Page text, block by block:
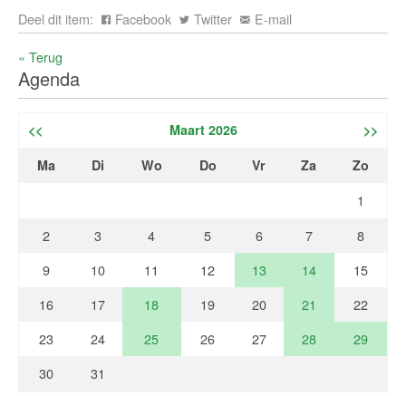
Deel dit item: Facebook Twitter
E-mail
« Terug
Agenda
<< Maart 2026
>>
Ma
Di Wo Do Vr Za Zo
1
2
3 4 5 6 7
8
9
10 11 12 13 14
15
16
17 18 19 20 21
22
23
24 25 26 27 28
29
30
31